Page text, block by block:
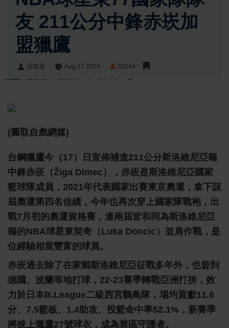
友 211公分中鋒赤崁加
盟獵鷹
張噬霆 Aug 17 2024 33044
(圖取自彪網媒)
台鋼獵鷹今（17）日宣佈補進211公分斯洛維尼亞籍
中鋒赤崁（Žiga Dimec），赤崁是斯洛維尼亞國家
籃球隊成員，2021年代表國家出賽東京奧運，拿下該
屆奧運第四名佳績，今年也再次穿上國家隊戰袍，出
戰7月初的奧運資格賽，連兩屆皆和同為斯洛維尼亞
籍的NBA球星東契奇（Luka Doncic）並肩作戰，是
位經驗相當豐富的球員。
赤崁過去除了在家鄉斯洛維尼亞征戰多年外，也曾到
德國、波蘭等地打球，22-23賽季轉戰亞洲打拼，效
力於日本B.League二級西宮鸛鳥隊，場均貢獻11.6
分、7.5籃板、1.4助攻、投籃命中率52.1%，新賽季
將披上獵鷹27號球衣，成為禁區守護者。